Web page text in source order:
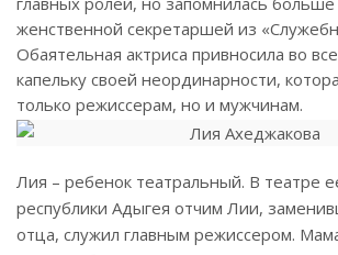
женственной секретаршей из
Обаятельная актриса привносила во
капельку своей неординарности,
только режиссерам, но и мужчинам.
Лия – ребенок театральный. В театре
республики Адыгея отчим Лии,
отца, служил главным режиссером.